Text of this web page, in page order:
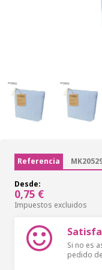
Referencia
Desde:
0,75 €
Impuestos excluidos
Si no es
pedido